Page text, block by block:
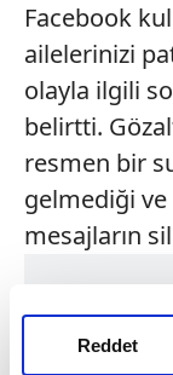
Reddet
Facebook
ailelerinizi
olayla ilgili
belirtti.
resmen bir
gelmediği ve
mesajların